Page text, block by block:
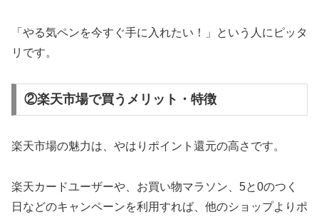
「やる気ペンを今すぐ手に入れたい！」という人にピッタ
リです。
②楽天市場で買うメリット・特徴
楽天市場の魅力は、やはりポイント還元の高さです。
楽天カードユーザーや、お買い物マラソン、5と0のつく
日などのキャンペーンを利用すれば、他のショップよりポ